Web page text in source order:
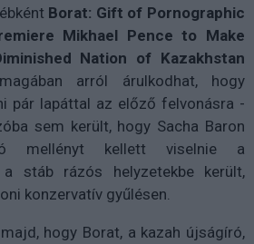
Borat: Gift of Pornographic
Mikhael Pence to Make
Nation of Kazakhstan
arról árulkodhat, hogy
pár lapáttal az előző felvonásra -
sem került, hogy Sacha Baron
mellényt kellett viselnie a
stáb rázós helyzetekbe került,
konzervatív gyűlésen.
hogy Borat, a kazah újságíró,